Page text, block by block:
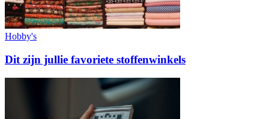
Hobby's
Dit zijn jullie favoriete stoffenwinkels